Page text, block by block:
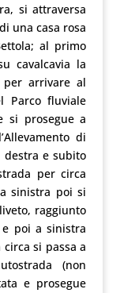
si attraversa
una casa rosa
al primo
cavalcavia la
arrivare al
Parco fluviale
si prosegue a
di
destra e subito
per circa
sinistra poi si
raggiunto
poi a sinistra
si passa a
(non
e prosegue